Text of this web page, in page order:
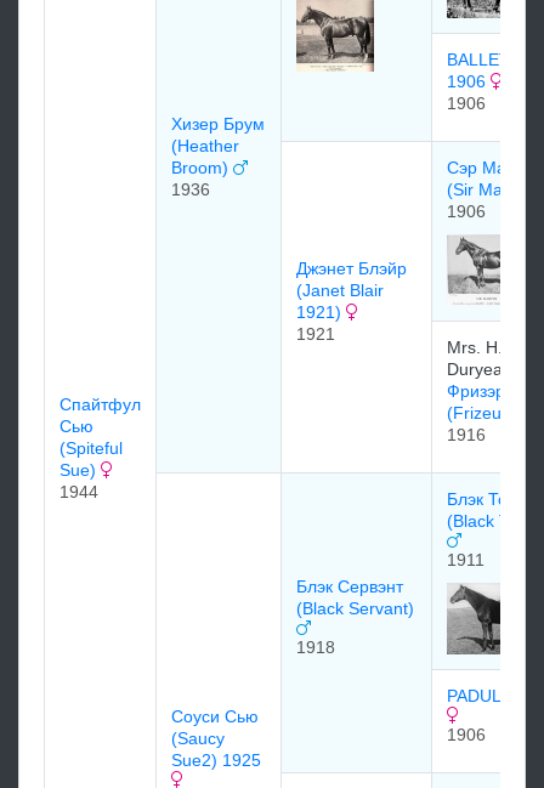
Спайтфул
Сью
(Spiteful
Sue)
1944
Хизер Брум
(Heather
Broom)
1936
BALLET
1906
1906
Джэнет Блэйр
(Janet Blair
1921)
1921
Сэр Мартин
(Sir Martin)
1906
Mrs. H.B.
Duryea
Фризэр
(Frizeur)
1916
Соуси Сью
(Saucy
Sue2) 1925
Блэк Сервэнт
(Black Servant)
1918
Блэк Тони
(Black
1911
PADULA
1906